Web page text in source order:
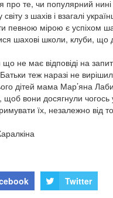
про те, чи популярний
світу з шахів і взагалі
певною мірою є успіхом
шахові школи, клуби, що
що не має відповіді на
теж наразі не
дітей мама Мар’яна
щоб вони досягнули
їх, незалежно від
Twitter